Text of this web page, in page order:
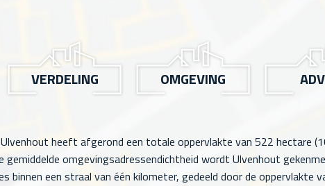
VERDELING OMGEVING
heeft afgerond een totale oppervlakte van 522 hectare
gemiddelde omgevingsadressendichtheid wordt Ulvenhout
binnen een straal van één kilometer, gedeeld door de oppervlakte